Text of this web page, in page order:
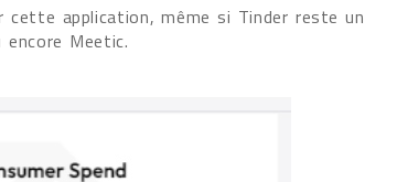
application, même si Tinder reste un
Meetic.